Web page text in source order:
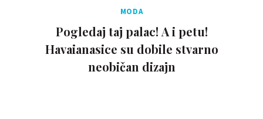
MODA
Pogledaj taj palac! A i petu!
Havaianasice su dobile stvarno
neobičan dizajn